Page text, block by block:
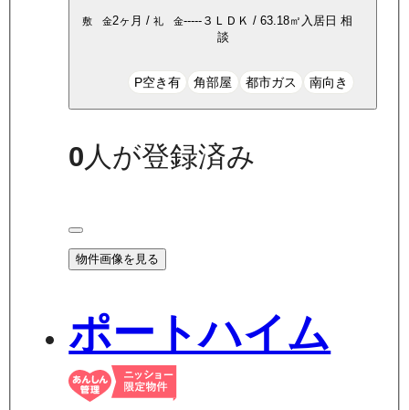
敷 金2ヶ月 / 礼 金-----３ＬＤＫ / 63.18㎡ 入居日 相
談
P空き有 角部屋 都市ガス 南向き
0 人が登録済み
物件画像を見る
ポートハイム